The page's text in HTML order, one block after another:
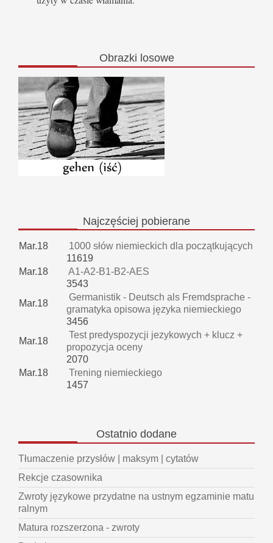
Obrazki losowe
Najczęściej pobierane
Mar.18
1000 słów niemieckich dla początkujących
11619
Mar.18
A1-A2-B1-B2-AES
3543
Mar.18
Germanistik - Deutsch als Fremdsprache -
gramatyka opisowa języka niemieckiego
3456
Mar.18
Test predyspozycji jezykowych + klucz +
propozycja oceny
2070
Mar.18
Trening niemieckiego
1457
Ostatnio dodane
Tłumaczenie przysłów | maksym | cytatów
Rekcje czasownika
Zwroty językowe przydatne na ustnym egzaminie matu
ralnym
Matura rozszerzona - zwroty